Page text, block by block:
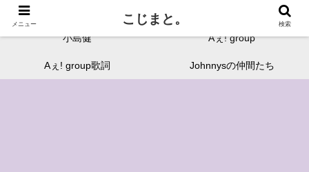
鬼才・小島健と愉快な仲間たちを独断と偏見でまとめます。
小島健 Aぇ! group
Aぇ! group歌詞 Johnnysの仲間たち
メニュー こじまと。 検索